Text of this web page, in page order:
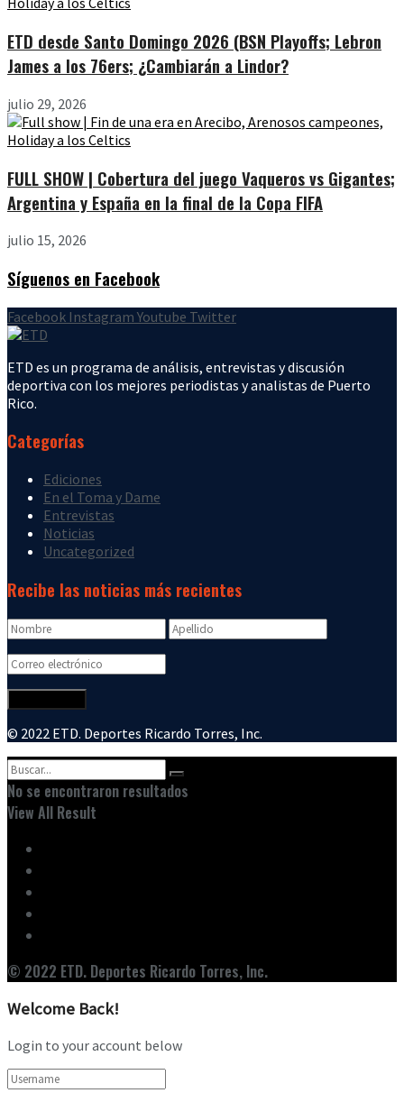
ETD desde Santo Domingo 2026 (BSN Playoffs; Lebron
James a los 76ers; ¿Cambiarán a Lindor?
julio 29, 2026
FULL SHOW | Cobertura del juego Vaqueros vs Gigantes;
Argentina y España en la final de la Copa FIFA
julio 15, 2026
Síguenos en Facebook
Facebook Instagram Youtube Twitter
ETD es un programa de análisis, entrevistas y discusión
deportiva con los mejores periodistas y analistas de Puerto
Rico.
Categorías
Ediciones
En el Toma y Dame
Entrevistas
Noticias
Uncategorized
Recibe las noticias más recientes
© 2022 ETD. Deportes Ricardo Torres, Inc.
No se encontraron resultados
View All Result
© 2022 ETD. Deportes Ricardo Torres, Inc.
Welcome Back!
Login to your account below